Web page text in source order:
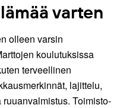
varten
olleen varsin
koulutuksissa
terveellinen
lajittelu,
Toimisto-